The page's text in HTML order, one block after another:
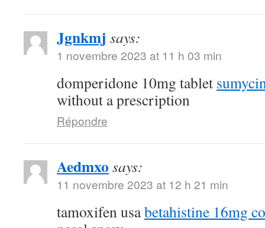
Jgnkmj says:
1 novembre 2023 at 11 h 03 min
domperidone 10mg tablet
without a prescription
Répondre
Aedmxo says:
11 novembre 2023 at 12 h 21 min
tamoxifen usabetahistine 16mg